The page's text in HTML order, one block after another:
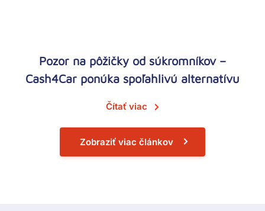
Pozor na pôžičky od súkromníkov –
Cash4Car ponúka spoľahlivú alternatívu
Čítať viac
Zobraziť viac článkov